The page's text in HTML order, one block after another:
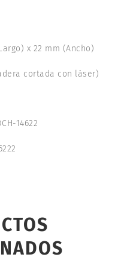
x 22 mm (Ancho)
cortada con láser)
14622